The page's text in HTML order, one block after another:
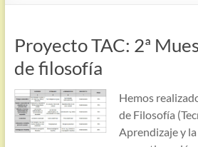
Proyecto TAC: 2ª
de filosofía
Hemos
de Filosofía
Aprendizaje y